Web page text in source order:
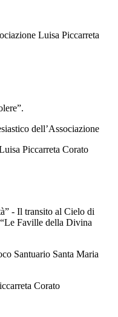
Luisa Piccarreta
dell’Associazione
Piccarreta Corato
- Il transito al Cielo di
Faville della Divina
Santuario Santa Maria
Corato